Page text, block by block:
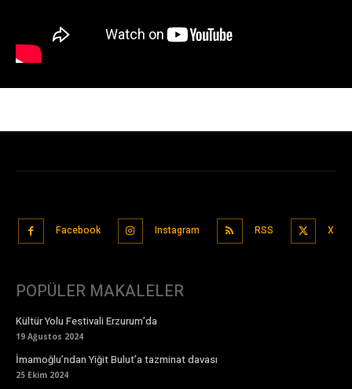
Facebook Instagram RSS X
POPÜLER MAKALELER
Kültür Yolu Festivali Erzurum’da
19 Ağustos 2024
İmamoğlu’ndan Yiğit Bulut’a tazminat davası
25 Ekim 2024